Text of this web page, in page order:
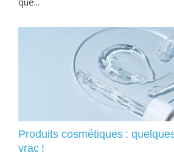
Produits cosmétiques :
vrac !